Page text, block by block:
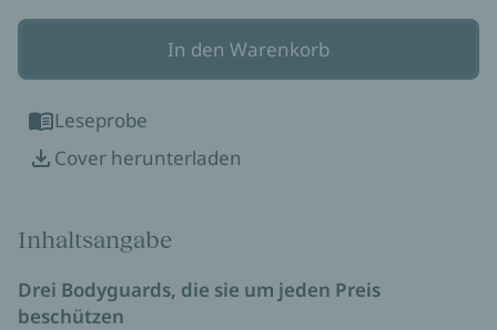
In den Warenkorb
Leseprobe
Cover herunterladen
Inhaltsangabe
Drei Bodyguards, die sie um jeden Preis
beschützen